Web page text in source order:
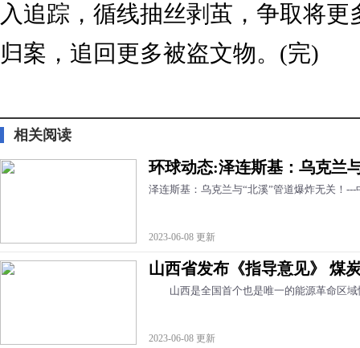
入追踪，循线抽丝剥茧，争取将
归案，追回更多被盗文物。(完)
相关阅读
环球动态:泽连斯基：乌克兰
泽连斯基：乌克兰与“北溪”管道爆炸无关！
2023-06-08 更新
山西省发布《指导意见》 煤
山西是全国首个也是唯一的能源革命区域
2023-06-08 更新